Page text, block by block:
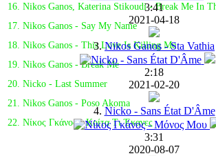
16. Nikos Ganos, Katerina Stikoudi - Break Me In
17. Nikos Ganos - Say My Name
18. Nikos Ganos - This Love Is Killing Me
19. Nikos Ganos - Break Me
20. Nicko - Last Summer
21. Nikos Ganos - Poso Akoma
22. Νίκος Γκάνος - Κοίτα Τι Έκανες
3:41
2021-04-18
3.Nikos Ganos - Sta Vathia
2:18
2021-02-20
4. Nicko - Sans État D'Âme
3:31
2020-08-07